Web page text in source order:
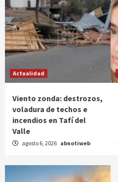
Actualidad
Viento zonda: destrozos,
voladura de techos e
incendios en Tafí del
Valle
agosto 6, 2026 abnotiweb